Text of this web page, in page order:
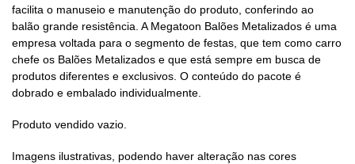
facilita o manuseio e manutenção do produto, conferindo ao
balão grande resistência. A Megatoon Balões Metalizados é uma
empresa voltada para o segmento de festas, que tem como carro
chefe os Balões Metalizados e que está sempre em busca de
produtos diferentes e exclusivos. O conteúdo do pacote é
dobrado e embalado individualmente.
Produto vendido vazio.
Imagens ilustrativas, podendo haver alteração nas cores